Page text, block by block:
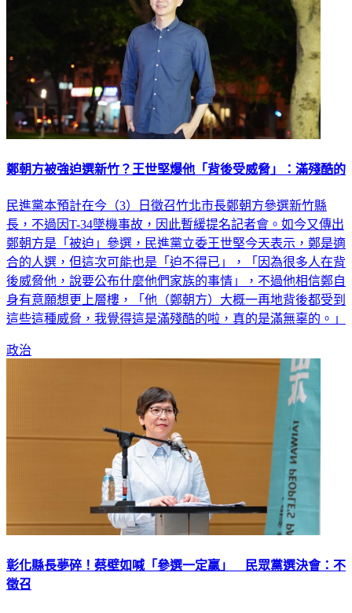
民進黨本預計在今（3）日徵召竹北市長鄭朝方參選新竹縣
長，不過因T-34墜機事故，因此暫緩提名記者會。如今又傳出
鄭朝方是「被迫」參選，民進黨立委王世堅今天表示，鄭是適
合的人選，但這次可能也是「迫不得已」，「因為很多人在背
後威脅他，說要公布什麼他們家族的事情」，不過他相信鄭自
身有意願想更上層樓，「他（鄭朝方）大概一再地背後都受到
彰化縣長夢碎！蔡壁如喊「參選一定贏」 民眾黨選決會：不